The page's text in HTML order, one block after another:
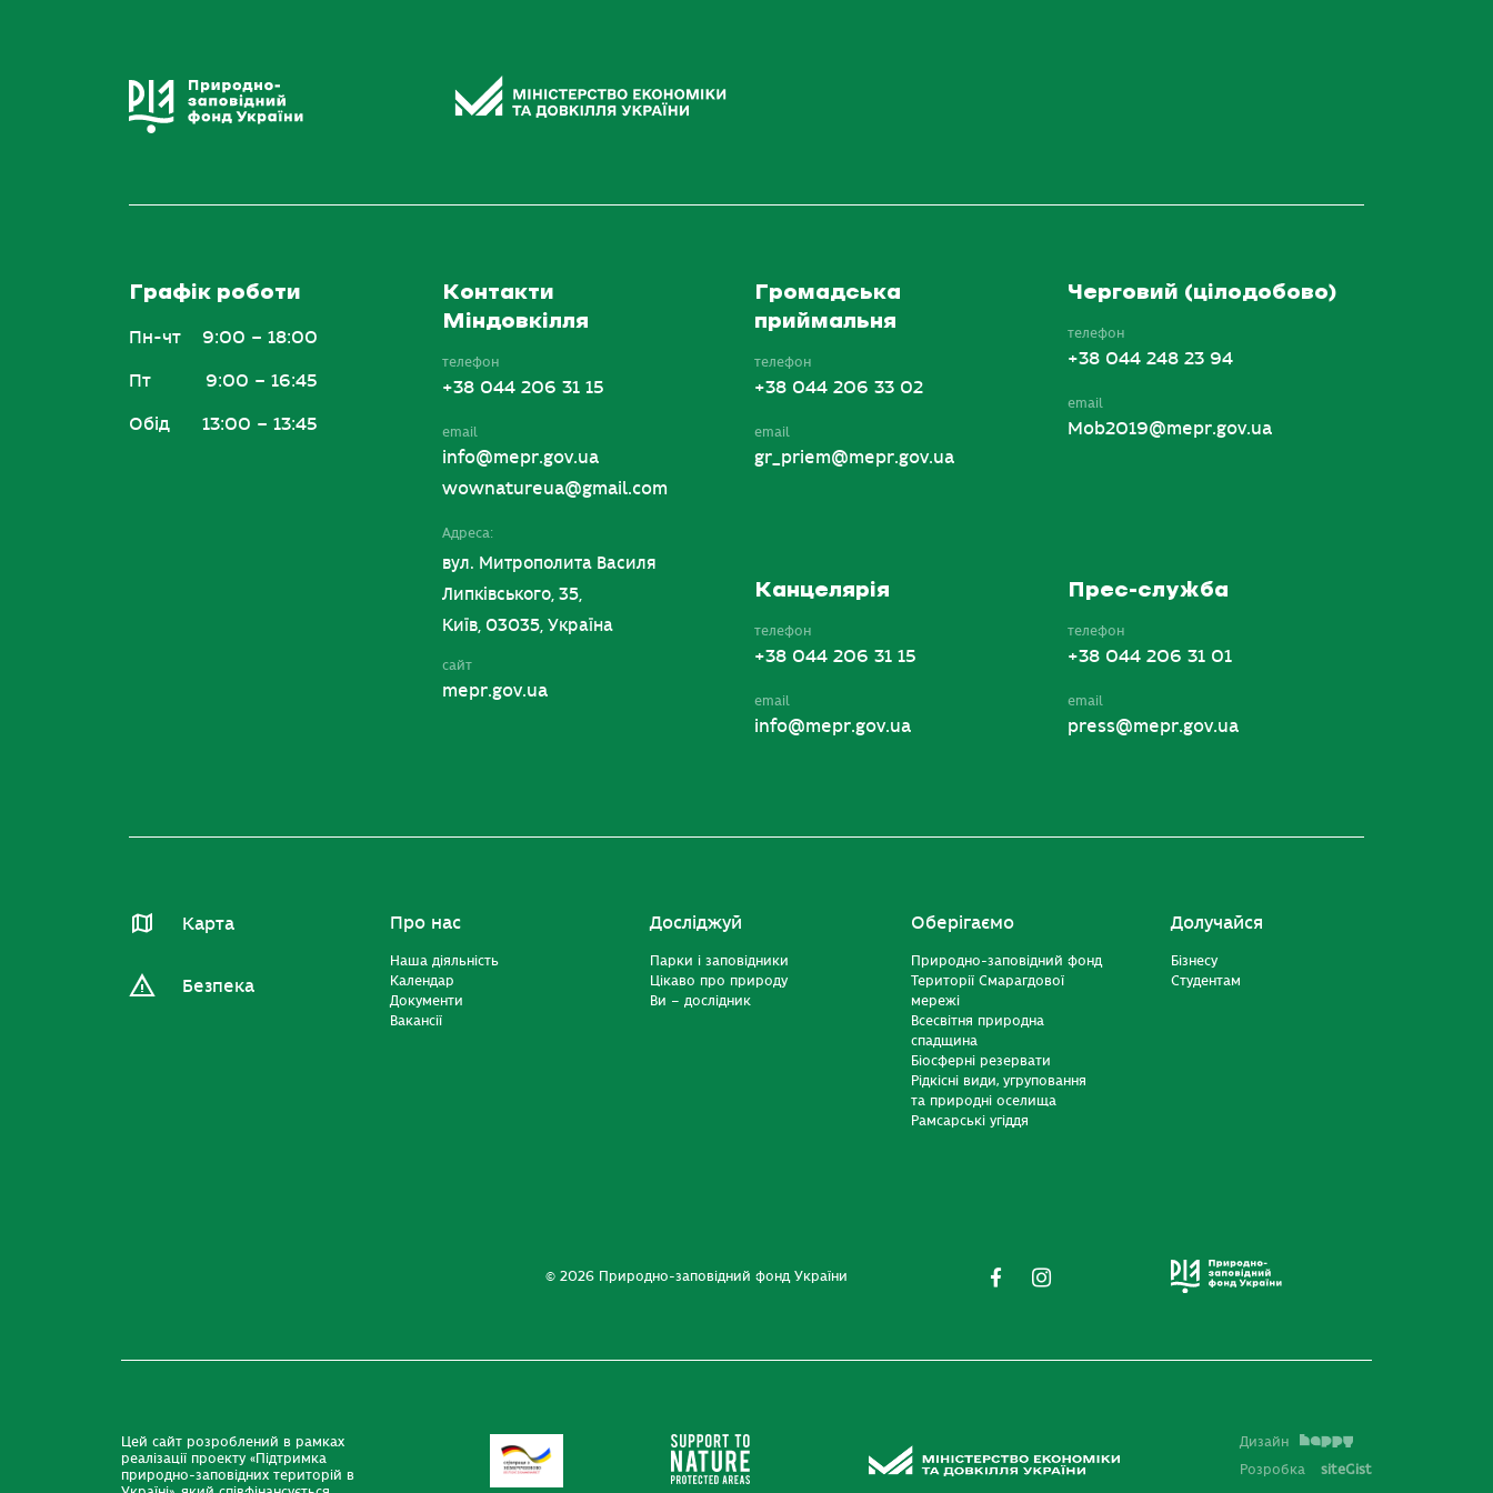
Графік роботи
Пн-чт 9:00 – 18:00
Пт 9:00 – 16:45
Обід 13:00 – 13:45
Контакти
Міндовкілля
телефон
+38 044 206 31 15
email
info@mepr.gov.ua
wownatureua@gmail.com
Адреса:
вул. Митрополита Василя
Липківського, 35,
Київ, 03035, Україна
сайт
mepr.gov.ua
Громадська
приймальня
телефон
+38 044 206 33 02
email
gr_priem@mepr.gov.ua
Канцелярія
телефон
+38 044 206 31 15
email
info@mepr.gov.ua
Черговий (цілодобово)
телефон
+38 044 248 23 94
email
Mob2019@mepr.gov.ua
Прес-служба
телефон
+38 044 206 31 01
email
press@mepr.gov.ua
Карта
Безпека
Про нас
Наша діяльність
Календар
Документи
Вакансії
Досліджуй
Парки і заповідники
Цікаво про природу
Ви – дослідник
Оберігаємо
Природно-заповідний фонд
Території Смарагдової
мережі
Всесвітня природна
спадщина
Біосферні резервати
Рідкісні види, угруповання
та природні оселища
Рамсарські угіддя
Долучайся
Бізнесу
Студентам
© 2026 Природно-заповідний фонд України
Цей сайт розроблений в рамках
реалізації проекту «Підтримка
природно-заповідних територій в
Дизайн
Розробка
siteGist